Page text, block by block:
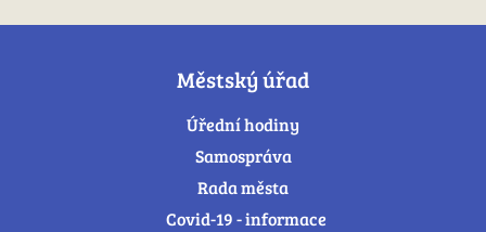
Městský úřad
Úřední hodiny
Samospráva
Rada města
Covid-19 - informace